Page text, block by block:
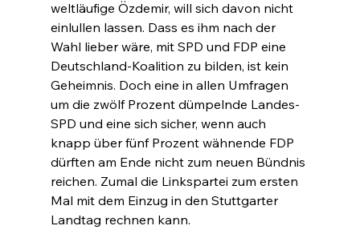
weltläufige Özdemir, will sich davon nicht
einlullen lassen. Dass es ihm nach der
Wahl lieber wäre, mit SPD und FDP eine
Deutschland-Koalition zu bilden, ist kein
Geheimnis. Doch eine in allen Umfragen
um die zwölf Prozent dümpelnde Landes-
SPD und eine sich sicher, wenn auch
knapp über fünf Prozent wähnende FDP
dürften am Ende nicht zum neuen Bündnis
reichen. Zumal die Linkspartei zum ersten
Mal mit dem Einzug in den Stuttgarter
Landtag rechnen kann.